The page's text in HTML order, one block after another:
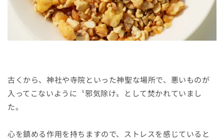
古くから、神社や寺院といった神聖な場所で、悪いものが
入ってこないように〝邪気除け〟として焚かれていまし
た。
心を鎮める作用を持ちますので、ストレスを感じていると